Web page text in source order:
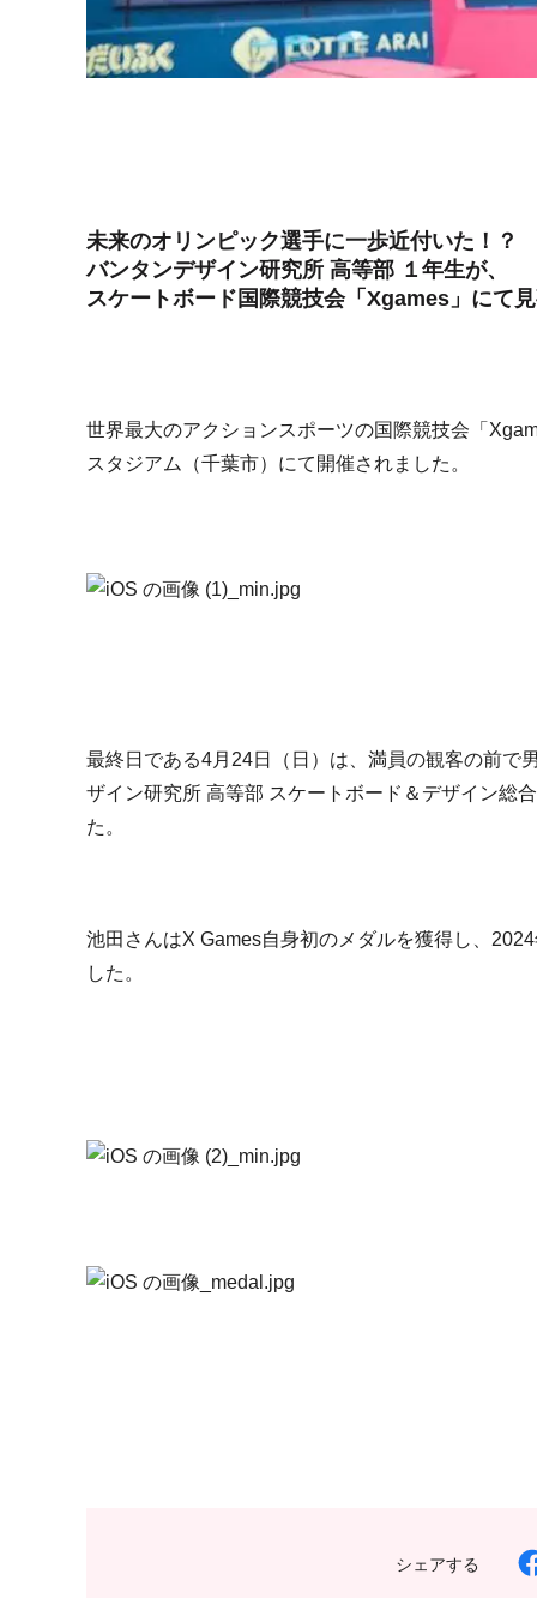
未来のオリンピック選手に一歩近付いた！？
バンタンデザイン研究所 高等部 １年生が、
スケートボード国際競技会「Xgames」にて
世界最大のアクションスポーツの国際競技会「
スタジアム（千葉市）にて開催されました。
最終日である4月24日（日）は、満員の観客の前で
ザイン研究所 高等部 スケートボード＆デザイン総
た。
池田さんはX Games自身初のメダルを獲得し、
した。
シェアする